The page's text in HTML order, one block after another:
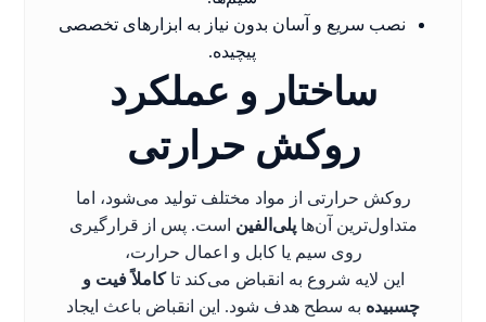
نصب سریع و آسان بدون نیاز به ابزارهای تخصصی
پیچیده.
ساختار و عملکرد
روکش حرارتی
روکش حرارتی از مواد مختلف تولید می‌شود، اما
متداول‌ترین آن‌هاپلی‌الفین است. پس از قرارگیری
روی سیم یا کابل و اعمال حرارت،
این لایه شروع به انقباض می‌کند تاکاملاً فیت و
چسبیده به سطح هدف شود. این انقباض باعث ایجاد